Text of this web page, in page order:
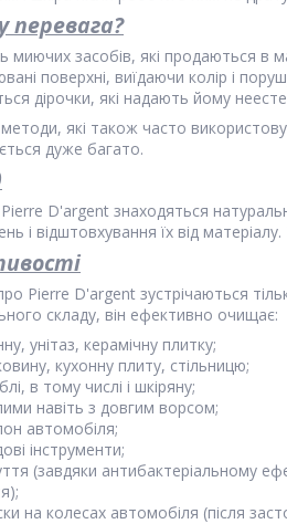
перевага?
миючих засобів, які продаються
поверхні, виїдаючи колір і
дірочки, які надають йому
методи, які також часто
дуже багато.
Pierre D'argent знаходяться
і відштовхування їх від
Pierre D'argent зустрічаються
складу, він ефективно очищає:
унітаз, керамічну плитку;
кухонну плиту, стільницю;
в тому числі і шкіряну;
навіть з довгим ворсом;
автомобіля;
інструменти;
(завдяки антибактеріальному
на колесах автомобіля (після